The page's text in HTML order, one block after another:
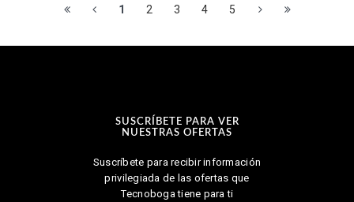
1 2 3 4 5
SUSCRÍBETE PARA VER
NUESTRAS OFERTAS
Suscríbete para recibir información
privilegiada de las ofertas que
Tecnoboga tiene para ti